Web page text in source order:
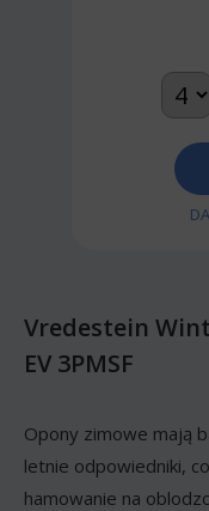
Vredestein
EV 3PMSF
Opony zimowe mają
letnie odpowiedniki,
hamowanie na